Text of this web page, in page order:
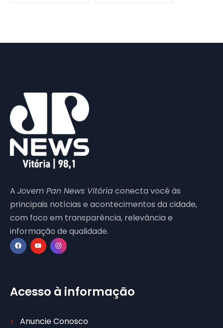
A Jovem Pan News Vitóriaconecta você às
principais notícias e acontecimentos da cidade,
com foco em transparência, relevância e
informação de qualidade.
Acesso à informação
Anuncie Conosco